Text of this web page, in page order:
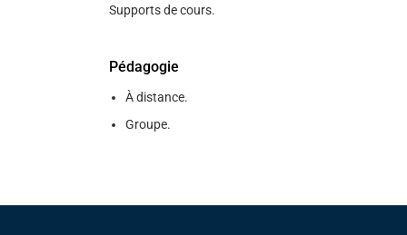
Supports de cours.
Pédagogie
À distance.
Groupe.